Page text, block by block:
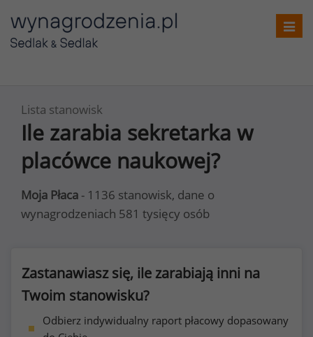
Lista stanowisk
Ile zarabia sekretarka w
placówce naukowej?
Moja Płaca - 1136 stanowisk, dane o
wynagrodzeniach 581 tysięcy osób
Zastanawiasz się, ile zarabiają inni na
Twoim stanowisku?
Odbierz indywidualny raport płacowy dopasowany